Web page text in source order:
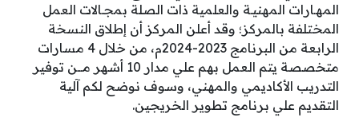
المهـارات المهنيـة والعلمية ذات الصلة بمجـالات العمل
المختلفة بالمركز؛ وقد أعلن المركز أن إطلاق النسخة
الرابعة من البرنامج 2023-2024م، من خلال 4 مسارات
متخصصة يتم العمل بهم علي مدار 10 أشهر مـــن توفير
التدريب الأكاديمي والمهني، وسوف نوضح لكم آلية
التقديم علي برنامج تطوير الخريجين.